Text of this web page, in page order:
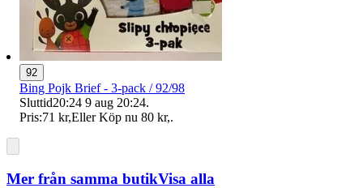
92
Bing Pojk Brief - 3-pack / 92/98
Sluttid20:24 9 aug 20:24.
Pris:71 kr,Eller Köp nu 80 kr,.
Mer från samma butikVisa alla